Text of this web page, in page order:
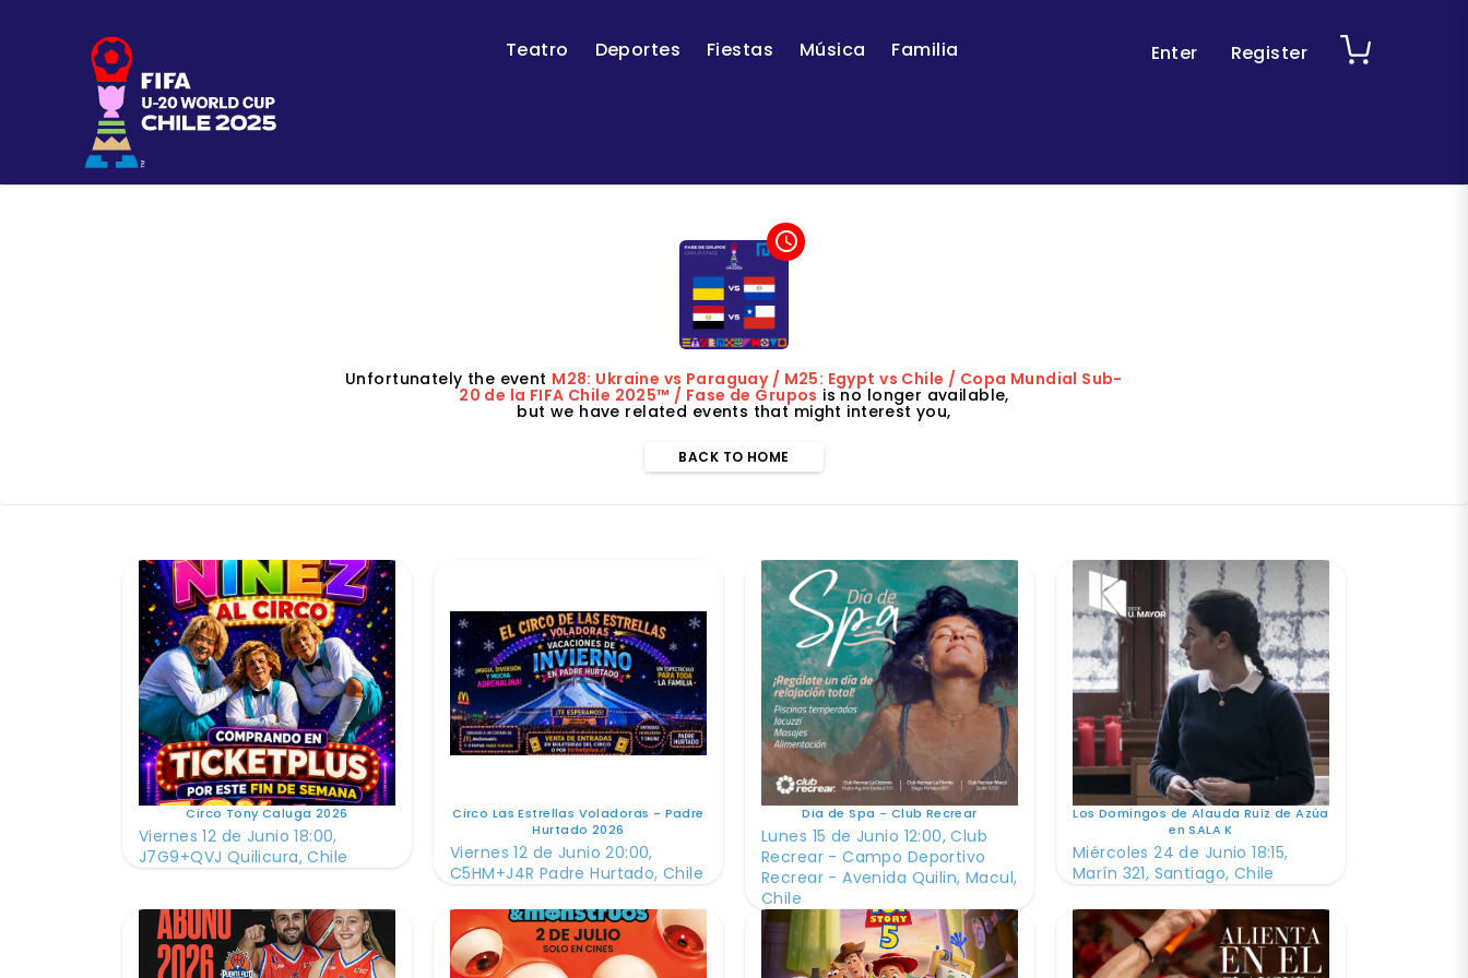
Teatro Deportes Fiestas Música Familia Enter Register
access_time
Unfortunately the event M28: Ukraine vs Paraguay / M25: Egypt vs Chile / Copa Mundial Sub-
20 de la FIFA Chile 2025™ / Fase de Grupos is no longer available,
but we have related events that might interest you,
BACK TO HOME
Circo Tony Caluga 2026
Viernes 12 de Junio 18:00,
J7G9+QVJ Quilicura, Chile
Circo Las Estrellas Voladoras - Padre
Hurtado 2026
Viernes 12 de Junio 20:00,
C5HM+J4R Padre Hurtado, Chile
Dia de Spa - Club Recrear
Lunes 15 de Junio 12:00, Club
Recrear - Campo Deportivo
Recrear - Avenida Quilin, Macul,
Chile
Los Domingos de Alauda Ruiz de Azúa
en SALA K
Miércoles 24 de Junio 18:15,
Marín 321, Santiago, Chile